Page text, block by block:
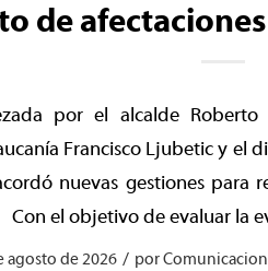
de
por el alcalde
Francisco Ljubetic y el
nuevas gestiones para
Con el objetivo de evaluar la
agosto de 2026 / por